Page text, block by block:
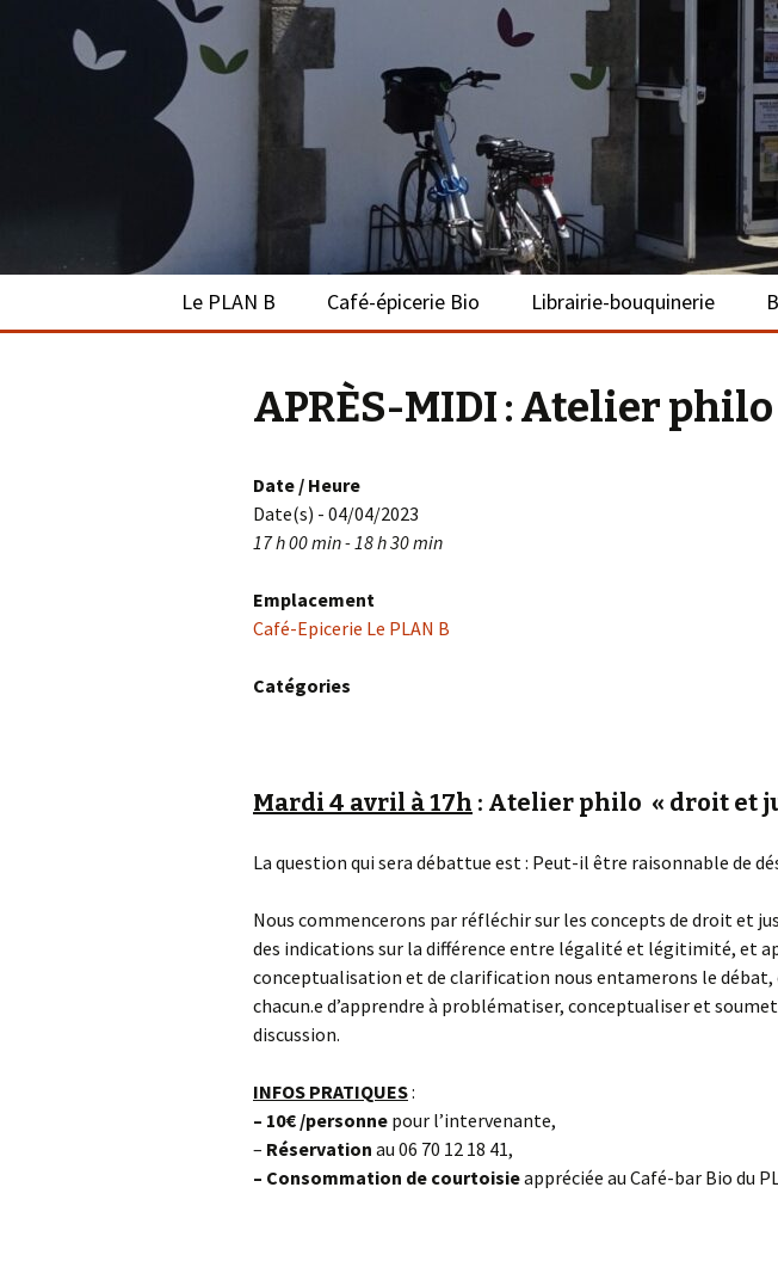
Le PLAN B – La
Le PLAN B
On parle de nous
Café-épicerie Bio
L’équipe
Le café-bar
Librairie-bouquinerie
APRÈS-MIDI : Atelier philo
Date / Heure
Date(s) - 04/04/2023
17 h 00 min - 18 h 30 min
Emplacement
Café-Epicerie Le PLAN B
Catégories
Mardi 4 avril à 17h : Atelier philo « droit et
La question qui sera débattue est : Peut-il être raisonnable de
Nous commencerons par réfléchir sur les concepts de droit et
des indications sur la différence entre légalité et légitimité, et
conceptualisation et de clarification nous entamerons le débat,
chacun.e d’apprendre à problématiser, conceptualiser et
discussion.
INFOS PRATIQUES:
– 10€ /personne pour l’intervenante,
– Réservation au 06 70 12 18 41,
– Consommation de courtoisieappréciée au Café-bar Bio du